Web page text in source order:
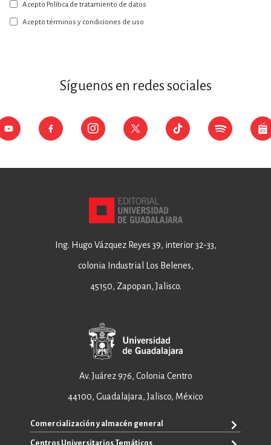
nuestro
boletín:
Acepto Política de tratamiento de datos
Acepto términos y condiciones de uso
Síguenos en redes sociales
Ing. Hugo Vázquez Reyes 39, interior 32-33,
colonia Industrial Los Belenes,
45150, Zapopan, Jalisco.
Av. Juárez 976, Colonia Centro
44100, Guadalajara, Jalisco, México
Comercialización y almacén general